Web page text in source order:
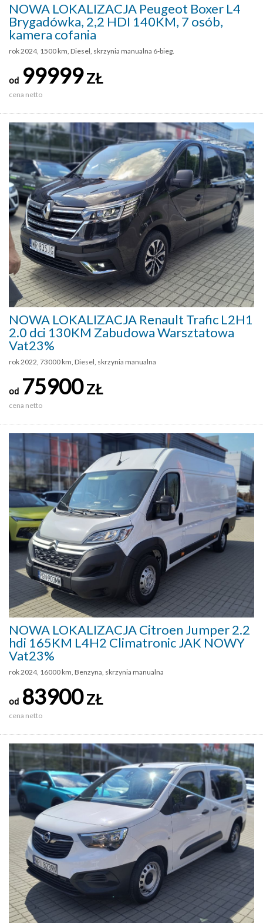
NOWA LOKALIZACJA Peugeot Boxer L4
Brygadówka, 2,2 HDI 140KM, 7 osób,
kamera cofania
rok 2024, 1500 km, Diesel, skrzynia manualna 6-bieg.
od 99999ZŁ
cena netto
NOWA LOKALIZACJA Renault Trafic L2H1
2.0 dci 130KM Zabudowa Warsztatowa
Vat23%
rok 2022, 73000 km, Diesel, skrzynia manualna
od 75900ZŁ
cena netto
NOWA LOKALIZACJA Citroen Jumper 2.2
hdi 165KM L4H2 Climatronic JAK NOWY
Vat23%
rok 2024, 16000 km, Benzyna, skrzynia manualna
od 83900ZŁ
cena netto